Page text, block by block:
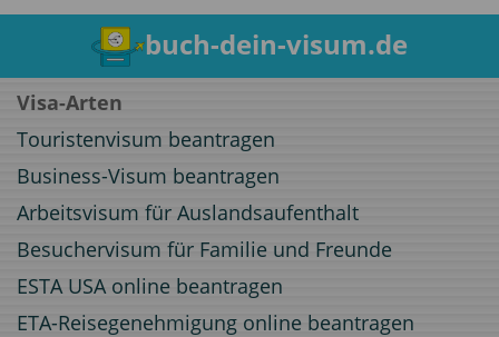
buch-dein-visum.de
Visa-Arten
Touristenvisum beantragen
Business-Visum beantragen
Arbeitsvisum für Auslandsaufenthalt
Besuchervisum für Familie und Freunde
ESTA USA online beantragen
ETA-Reisegenehmigung online beantragen